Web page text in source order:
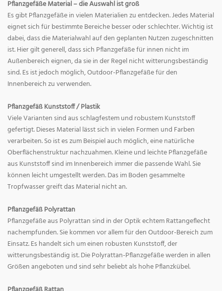
Pflanzgefäße Material – die Auswahl ist groß
Es gibt Pflanzgefäße in vielen Materialien zu entdecken. Jedes Material
eignet sich für bestimmte Bereiche besser oder schlechter. Wichtig ist
dabei, dass die Materialwahl auf den geplanten Nutzen zugeschnitten
ist. Hier gilt generell, dass sich Pflanzgefäße für innen nicht im
Außenbereich eignen, da sie in der Regel nicht witterungsbeständig
sind. Es ist jedoch möglich, Outdoor-Pflanzgefäße für den
Innenbereich zu verwenden.
Pflanzgefäß Kunststoff / Plastik
Viele Varianten sind aus schlagfestem und robustem Kunststoff
gefertigt. Dieses Material lässt sich in vielen Formen und Farben
verarbeiten. So ist es zum Beispiel auch möglich, eine natürliche
Oberflächenstruktur nachzuahmen. Kleine und leichte Pflanzgefäße
aus Kunststoff sind im Innenbereich immer die passende Wahl. Sie
können leicht umgestellt werden. Das im Boden gesammelte
Tropfwasser greift das Material nicht an.
Pflanzgefäß Polyrattan
Pflanzgefäße aus Polyrattan sind in der Optik echtem Rattangeflecht
nachempfunden. Sie kommen vor allem für den Outdoor-Bereich zum
Einsatz. Es handelt sich um einen robusten Kunststoff, der
witterungsbeständig ist. Die Polyrattan-Pflanzgefäße werden in allen
Größen angeboten und sind sehr beliebt als hohe Pflanzkübel.